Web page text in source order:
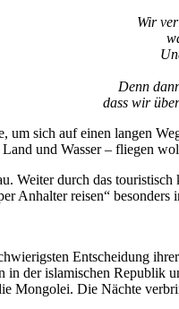
Wir
Denn
dass wir
sich auf einen langen
und Wasser – fliegen
Weiter durch das
Anhalter reisen“ besonders
Entscheidung
der islamischen Republik
Mongolei. Die Nächte